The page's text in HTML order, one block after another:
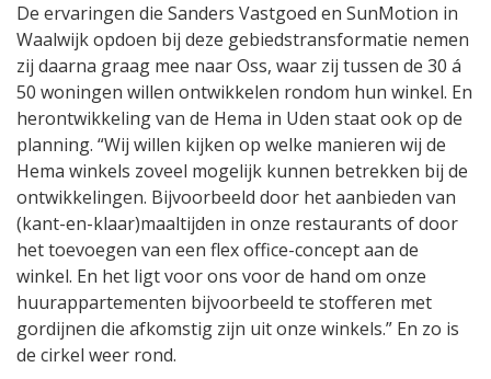
De ervaringen die Sanders Vastgoed en SunMotion in
Waalwijk opdoen bij deze gebiedstransformatie nemen
zij daarna graag mee naar Oss, waar zij tussen de 30 á
50 woningen willen ontwikkelen rondom hun winkel. En
herontwikkeling van de Hema in Uden staat ook op de
planning. “Wij willen kijken op welke manieren wij de
Hema winkels zoveel mogelijk kunnen betrekken bij de
ontwikkelingen. Bijvoorbeeld door het aanbieden van
(kant-en-klaar)maaltijden in onze restaurants of door
het toevoegen van een flex office-concept aan de
winkel. En het ligt voor ons voor de hand om onze
huurappartementen bijvoorbeeld te stofferen met
gordijnen die afkomstig zijn uit onze winkels.” En zo is
de cirkel weer rond.